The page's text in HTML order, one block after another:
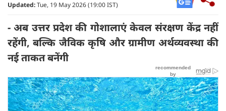
Updated:Tue, 19 May 2026 (19:00 IST)
- अब उत्तर प्रदेश की गोशालाएं केवल संरक्षण केंद्र नहीं
रहेंगी, बल्कि जैविक कृषि और ग्रामीण अर्थव्यवस्था की
नई ताकत बनेंगी